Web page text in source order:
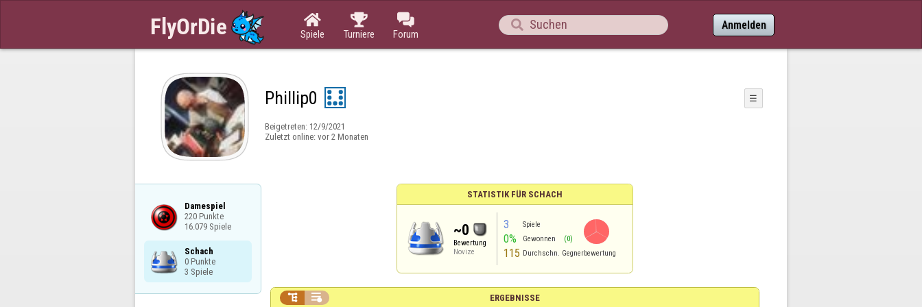

Spiele

Turniere

Forum
 Anmelden
Phillip0 ☰
Beigetreten: 12/9/2021
Zuletzt online: vor 2 Monaten
Damespiel
220 Punkte
16.079 Spiele
Schach
0 Punkte
3 Spiele
STATISTIK FÜR SCHACH
~0
Bewertung
Novize
3 Spiele
0% Gewonnen (0)
115 Durchschn. Gegnerbewertung
ERGEBNISSE
 